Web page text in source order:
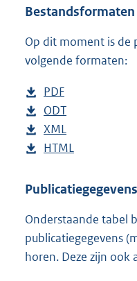
Bestandsformaten
Op dit moment is de
volgende formaten:
D
o
w
n
o
d
p
u
PDF
e
s
t
n
s
g
r
D
o
w
l
a
d
p
ODT
s
a
d
s
g
D
o
n
o
a
d
XML
e
t
n
d
s
D
w
l
o
a
HTML
s
a
n
d
Publicatiegegevens
Onderstaande tabel
publicatiegegevens
horen. Deze zijn ook